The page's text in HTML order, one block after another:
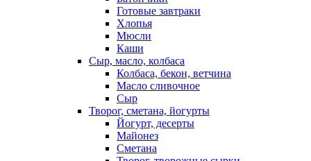
Готовые завтраки
Хлопья
Мюсли
Каши
Сыр, масло, колбаса
Колбаса, бекон, ветчина
Масло сливочное
Сыр
Творог, сметана, йогурты
Йогурт, десерты
Майонез
Сметана